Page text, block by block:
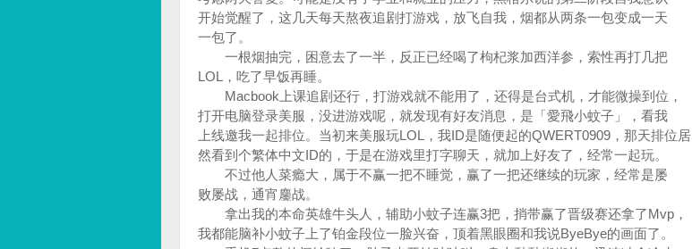
开始觉醒了，这几天每天熬夜追剧打游戏，放飞自我，烟都从两条一包变成一天
一包了。
一根烟抽完，困意去了一半，反正已经喝了枸杞浆加西洋参，索性再打几把
LOL，吃了早饭再睡。
Macbook上课追剧还行，打游戏就不能用了，还得是台式机，才能微操到位，
打开电脑登录美服，没进游戏呢，就发现有好友消息，是「愛飛小蚊子」，看我
上线邀我一起排位。当初来美服玩LOL，我ID是随便起的QWERT0909，那天排位居
然看到个繁体中文ID的，于是在游戏里打字聊天，就加上好友了，经常一起玩。
不过他人菜瘾大，属于不赢一把不睡觉，赢了一把还继续的玩家，经常是屡
败屡战，通宵鏖战。
拿出我的本命英雄牛头人，辅助小蚊子连赢3把，捎带赢了晋级赛还拿了Mvp，
我都能脑补小蚊子上了铂金段位一脸兴奋，顶着黑眼圈和我说ByeBye的画面了。